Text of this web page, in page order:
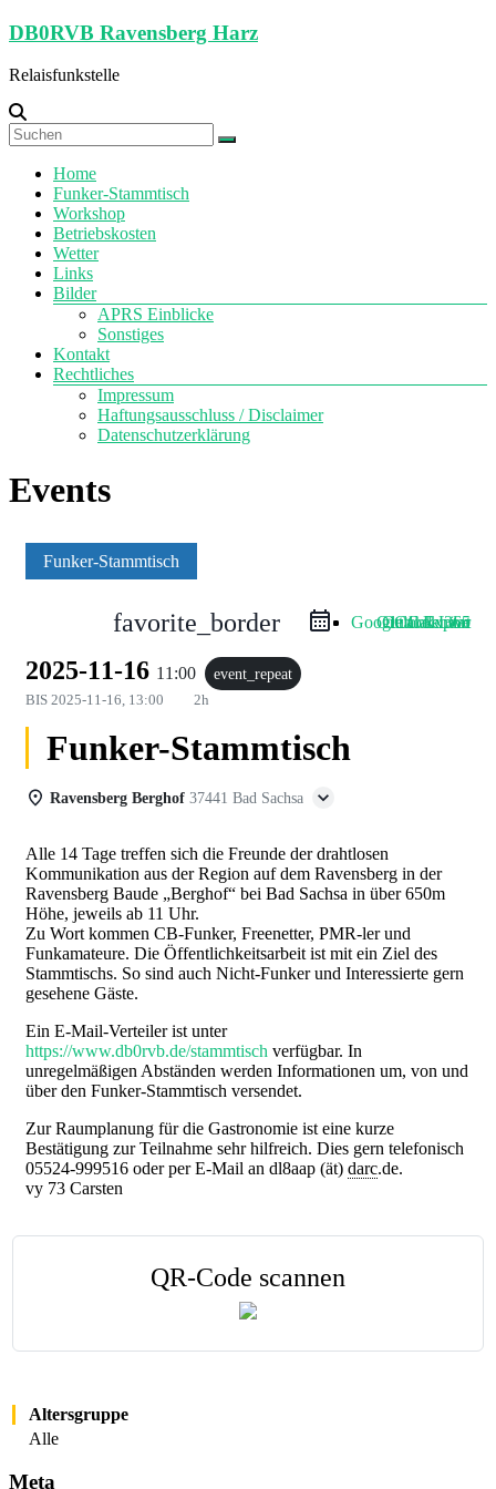
Zum
springen
DB0RVB Ravensberg Harz
Relaisfunkstelle
Menü
Home
Funker-Stammtisch
Workshop
Betriebskosten
Wetter
Links
Bilder
APRS Einblicke
Sonstiges
Kontakt
Rechtliches
Impressum
Haftungsausschluss / Disclaimer
Datenschutzerklärung
Events
Funker-Stammtisch
favorite_border iCal Export
Google Calendar
Outlook 365
Outlook Live
2025-11-16 11:00 event_repeat
BIS 2025-11-16, 13:00 2h
Funker-Stammtisch
Ravensberg Berghof 37441 Bad Sachsa
Alle 14 Tage treffen sich die Freunde der drahtlosen
Kommunikation aus der Region auf dem Ravensberg in der
Ravensberg Baude „Berghof“ bei Bad Sachsa in über 650m
Höhe, jeweils ab 11 Uhr.
Zu Wort kommen CB-Funker, Freenetter, PMR-ler und
Funkamateure. Die Öffentlichkeitsarbeit ist mit ein Ziel des
Stammtischs. So sind auch Nicht-Funker und Interessierte gern
gesehene Gäste.
Ein E-Mail-Verteiler ist unter
https://www.db0rvb.de/stammtisch verfügbar. In
unregelmäßigen Abständen werden Informationen um, von und
über den Funker-Stammtisch versendet.
Zur Raumplanung für die Gastronomie ist eine kurze
Bestätigung zur Teilnahme sehr hilfreich. Dies gern telefonisch
05524-999516 oder per E-Mail an dl8aap (ät) darc.de.
vy 73 Carsten
QR-Code scannen
Altersgruppe
Alle
Meta